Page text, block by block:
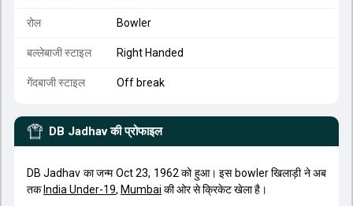
रोल Bowler
बल्लेबाजी स्टाइल Right Handed
गेंदबाजी स्टाइल Off break
DB Jadhav की प्रोफाइल
DB Jadhav का जन्म Oct 23, 1962 को हुआ। इस bowler खिलाड़ी ने अब
तक India Under-19, Mumbai की ओर से क्रिकेट खेला है।